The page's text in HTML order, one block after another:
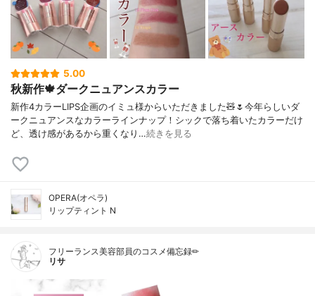
5.00
秋新作🍁ダークニュアンスカラー
新作4カラーLIPS企画のイミュ様からいただきました🧸🌷今年らしいダ
ークニュアンスなカラーラインナップ！シックで落ち着いたカラーだけ
ど、透け感があるから重くなり…続きを見る
OPERA(オペラ)
リップティント N
フリーランス美容部員のコスメ備忘録✏︎
リサ